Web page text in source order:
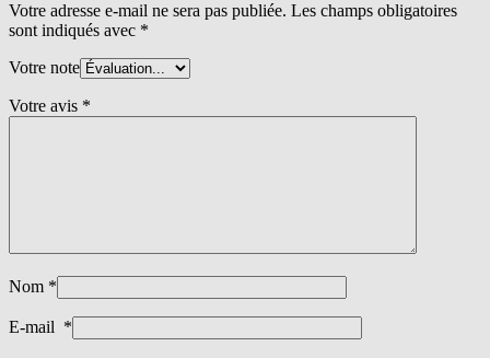
Votre adresse e-mail ne sera pas publiée. Les champs obligatoires
sont indiqués avec *
Votre note
Votre avis *
Nom *
E-mail *